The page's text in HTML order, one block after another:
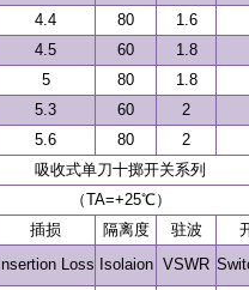
4.4 80
1.6
4.5 60
1.8
5 80
1.8
5.3 60
2
5.6 80
2
吸收式单刀十掷开关系列
（TA=+25℃）
插损 隔离度 驻波
Insertion Loss Isolaion VSWR